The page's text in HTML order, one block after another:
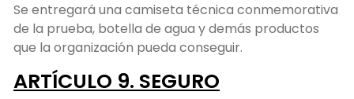
Se entregará una camiseta técnica conmemorativa
de la prueba, botella de agua y demás productos
que la organización pueda conseguir.
ARTÍCULO 9. SEGURO